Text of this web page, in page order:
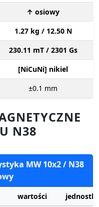
↑ osiowy
1.27 kg / 12.50 N
230.11 mT / 2301 Gs
[NiCuNi] nikiel
±0.1 mm
N38
MW 10x2 / N38
wartości
jednostki